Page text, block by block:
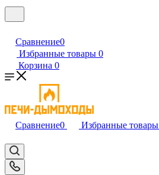
Сравнение0
Избранные товары 0
Корзина 0
Сравнение0 Избранные товары